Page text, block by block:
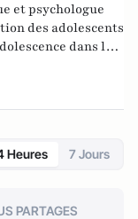
et psychologue
des adolescents
dans le
Heures 7 Jours
PARTAGES